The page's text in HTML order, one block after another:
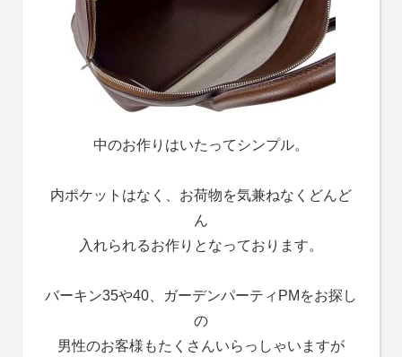
中のお作りはいたってシンプル。
内ポケットはなく、お荷物を気兼ねなくどんど
ん
入れられるお作りとなっております。
バーキン35や40、ガーデンパーティPMをお探し
の
男性のお客様もたくさんいらっしゃいますが